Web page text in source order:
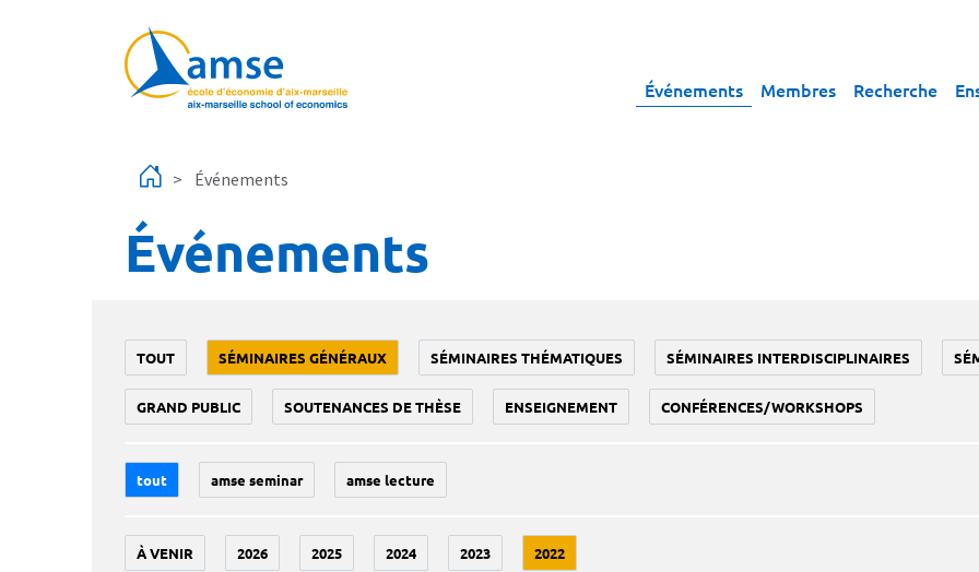
Événements Membres Recherche
Événements
Événements
TOUT SÉMINAIRES GÉNÉRAUX SÉMINAIRES THÉMATIQUES SÉMINAIRES INTERDISCIPLINAIRES
GRAND PUBLIC SOUTENANCES DE THÈSE ENSEIGNEMENT CONFÉRENCES/WORKSHOPS
tout amse seminar amse lecture
À VENIR 2026 2025 2024 2023 2022